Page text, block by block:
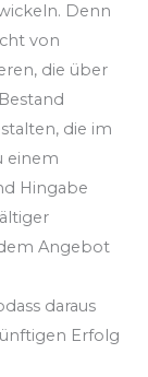
Denn
von
die über
die im
einem
Hingabe
Angebot
daraus
Erfolg